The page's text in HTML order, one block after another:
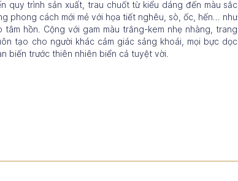
quy trình sản xuất, trau chuốt từ kiểu dáng đến màu sắc
phong cách mới mẻ với họa tiết nghêu, sò, ốc, hến... như
hồn. Cộng với gam màu trắng-kem nhẹ nhàng, trang
tạo cho người khác cảm giác sảng khoái, mọi bực dọc
biến trước thiên nhiên biển cả tuyệt vời.